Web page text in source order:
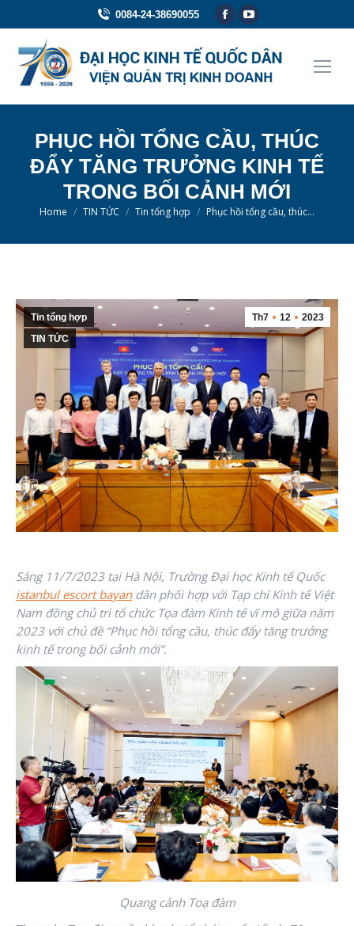
0084-24-38690055
Facebook
opens
in
YouTube
opens
in
PHỤC HỒI TỔNG CẦU, THÚC
ĐẨY TĂNG TRƯỞNG KINH TẾ
TRONG BỐI CẢNH MỚI
You are here:
Home TIN TỨC Tin tổng hợp Phục hồi tổng cầu, thúc…
Th7 12 2023
Tin tổng hợp
TIN TỨC
Sáng 11/7/2023 tại Hà Nội, Trường Đại học Kinh tế Quốc
istanbul escort bayandân phối hợp với Tạp chí Kinh tế Việt
Nam đồng chủ trì tổ chức Tọa đàm Kinh tế vĩ mô giữa năm
2023 với chủ đề “Phục hồi tổng cầu, thúc đẩy tăng trưởng
kinh tế trong bối cảnh mới”.
Quang cảnh Toạ đàm